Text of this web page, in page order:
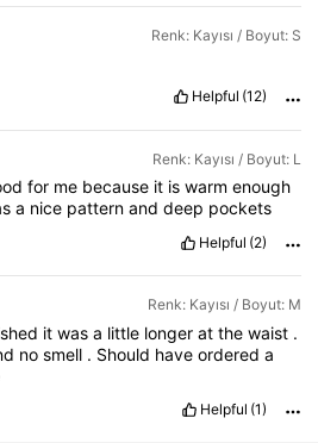
Renk: Kayısı / Boyut: S
Helpful (12)
Renk: Kayısı / Boyut: L
for me because it iswarmenough
a nice patternanddeep pockets
Helpful (2)
Renk: Kayısı / Boyut: M
it was a little longer at the waist .
nosmell . Should haveordereda
Helpful (1)